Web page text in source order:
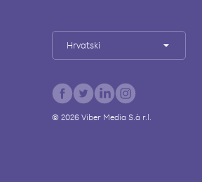
Hrvatski
© 2026Viber Media S.à r.l.